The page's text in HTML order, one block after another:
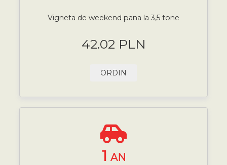
Vigneta de weekend pana la 3,5 tone
42.02 PLN
ORDIN
1 AN